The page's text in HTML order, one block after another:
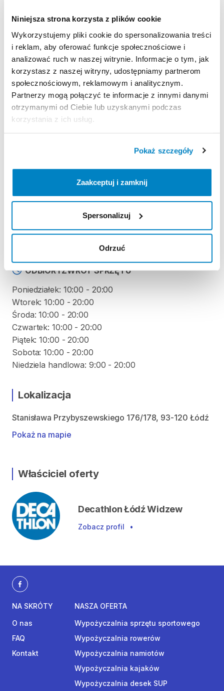
Niniejsza strona korzysta z plików cookie
Wykorzystujemy pliki cookie do spersonalizowania treści
i reklam, aby oferować funkcje społecznościowe i
analizować ruch w naszej witrynie. Informacje o tym, jak
korzystasz z naszej witryny, udostępniamy partnerom
społecznościowym, reklamowym i analitycznym.
Partnerzy mogą połączyć te informacje z innymi danymi
otrzymanymi od Ciebie lub uzyskanymi podczas
korzystania z ich usług.
Pokaż szczegóły
Zaakceptuj i zamknij
Spersonalizuj
Odrzuć
szer.)
Waga bieżni: 41 kg
Maksymalna waga użytkownika: 130 kg
Strona produktu w sklepie
Zasady wypożyczenia
Regulamin wypożyczalni
KAUCJA
Nie pobieramy kaucji za wypożyczenie tego
produktu
ODBIÓR I ZWROT SPRZĘTU
Poniedziałek: 10:00 - 20:00
Wtorek: 10:00 - 20:00
Środa: 10:00 - 20:00
Czwartek: 10:00 - 20:00
Piątek: 10:00 - 20:00
Sobota: 10:00 - 20:00
Lokalizacja
Stanisława Przybyszewskiego 176/178, 93-120 Łódź
Pokaż na mapie
Właściciel oferty
Decathlon Łódź Widzew
Zobacz profil •
NA SKRÓTY
O nas
FAQ
Kontakt
NASZA OFERTA
Wypożyczalnia sprzętu sportowego
Wypożyczalnia rowerów
Wypożyczalnia namiotów
Wypożyczalnia kajaków
Wypożyczalnia desek SUP